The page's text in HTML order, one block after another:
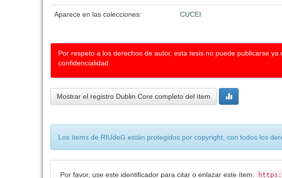
Aparece en las colecciones: CUCEI
Por respeto a los derechos de autor, esta tesis no puede publicarse
confidencialidad
Mostrar el registro Dublin Core completo del ítem
Los ítems de RIUdeG están protegidos por copyright, con todos los
Por favor, use este identificador para citar o enlazar este ítem: